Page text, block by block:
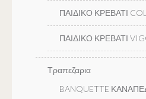
ΠΑΙΔΙΚΟ ΚΡΕΒΑΤΙ
ΠΑΙΔΙΚΟ ΚΡΕΒΑΤΙ
Τραπεζαρια
BANQUETTE